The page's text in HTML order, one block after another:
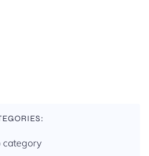
category